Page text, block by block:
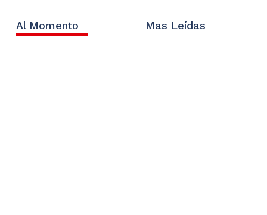
Al Momento Mas Leídas